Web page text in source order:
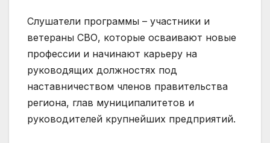
Слушатели программы – участники и
ветераны СВО, которые осваивают новые
профессии и начинают карьеру на
руководящих должностях под
наставничеством членов правительства
региона, глав муниципалитетов и
руководителей крупнейших предприятий.